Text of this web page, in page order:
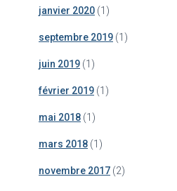
janvier 2020 (1)
septembre 2019 (1)
juin 2019 (1)
février 2019 (1)
mai 2018 (1)
mars 2018 (1)
novembre 2017 (2)